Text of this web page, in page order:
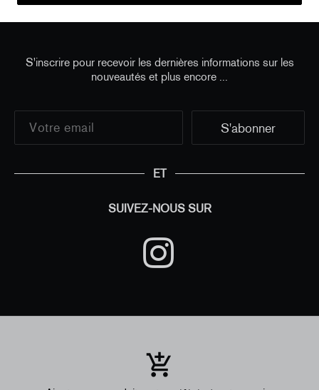
S'inscrire pour recevoir les dernières informations sur les
nouveautés et plus encore ...
ET
SUIVEZ-NOUS SUR